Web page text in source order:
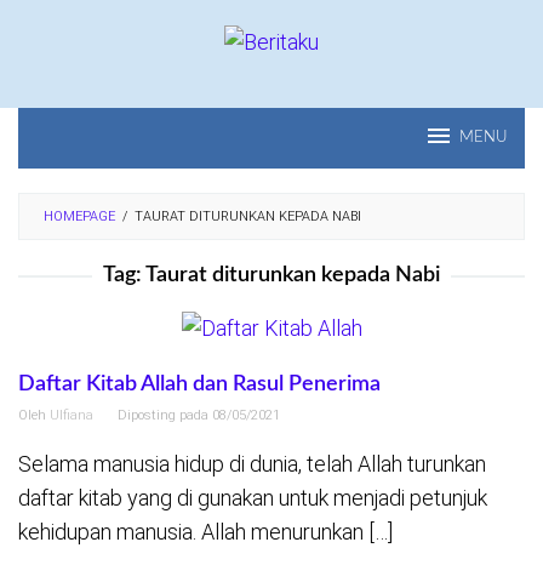
MENU
HOMEPAGE / TAURAT DITURUNKAN KEPADA NABI
Tag: Taurat diturunkan kepada Nabi
Daftar Kitab Allah dan Rasul Penerima
Oleh Ulfiana Diposting pada 08/05/2021
Selama manusia hidup di dunia, telah Allah turunkan
daftar kitab yang di gunakan untuk menjadi petunjuk
kehidupan manusia. Allah menurunkan […]